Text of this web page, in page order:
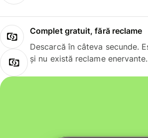
Complet gratuit, fără reclame
Descarcă în câteva secunde.
și nu există reclame enervante.